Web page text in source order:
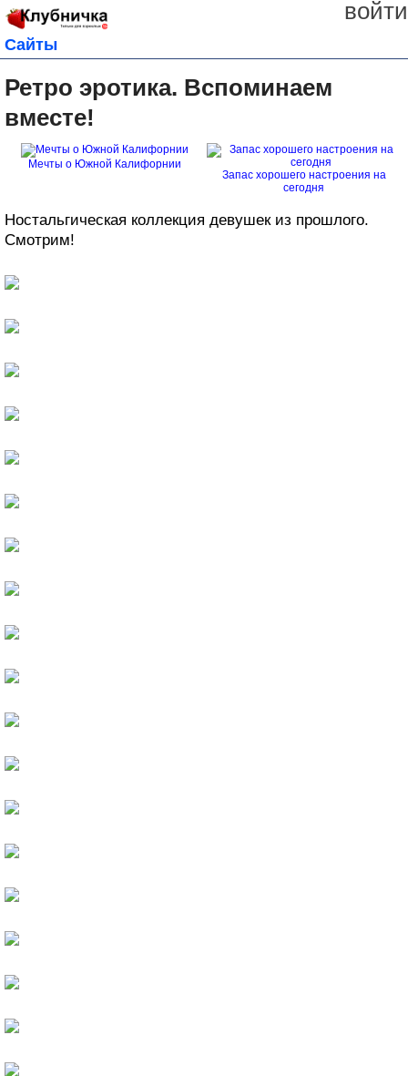
войти
Сайты
Ретро эротика. Вспоминаем
вместе!
Мечты о Южной Калифорнии
Запас хорошего настроения на
сегодня
Ностальгическая коллекция девушек из прошлого.
Смотрим!